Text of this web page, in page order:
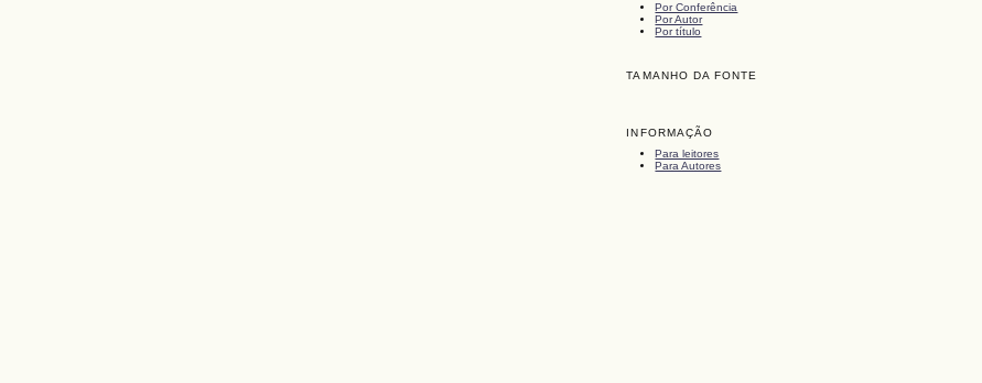
Por Conferência
Por Autor
Por título
TAMANHO DA FONTE
INFORMAÇÃO
Para leitores
Para Autores